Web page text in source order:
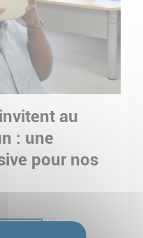
au
: une
pour nos